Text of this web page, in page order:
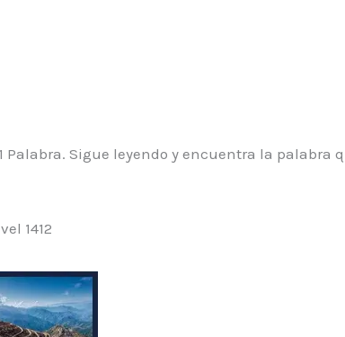
Sigue leyendo y encuentra la palabra
1412